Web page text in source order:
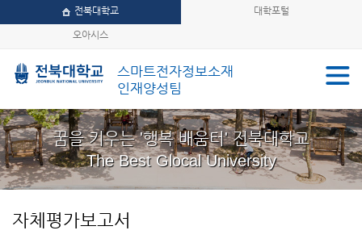
전북대학교 대학포털
오아시스
스마트전자정보소재
인재양성팀
꿈을 키우는 '행복 배움터' 전북대학교
The Best Glocal University
자체평가보고서